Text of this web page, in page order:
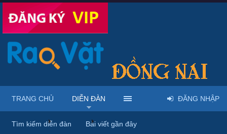
Trang chủ Diễn đàn Tags
TRANG CHỦ DIỄN ĐÀN
Tìm kiếm diễn đàn Bài viết gần đây
ĐĂNG NHẬP